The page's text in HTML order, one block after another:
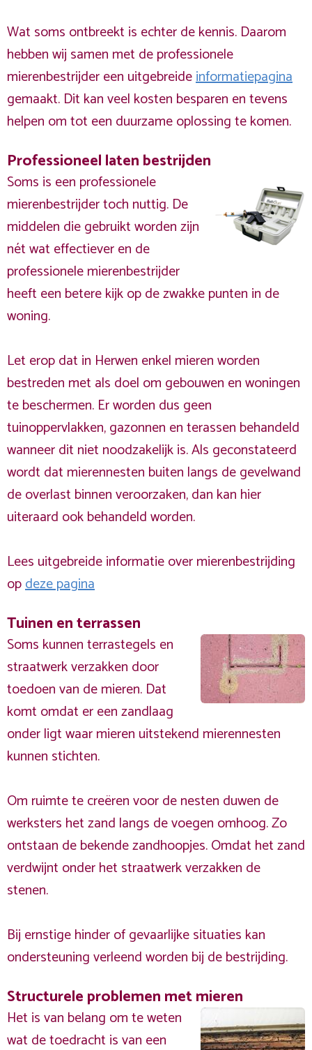
Wat soms ontbreekt is echter de kennis. Daarom
hebben wij samen met de professionele
mierenbestrijder een uitgebreideinformatiepagina
gemaakt. Dit kan veel kosten besparen en tevens
helpen om tot een duurzame oplossing te komen.
Professioneel laten bestrijden
Soms is een professionele
mierenbestrijder toch nuttig. De
middelen die gebruikt worden zijn
nét wat effectiever en de
professionele mierenbestrijder
heeft een betere kijk op de zwakke punten in de
woning.
Let erop dat in Herwen enkel mieren worden
bestreden met als doel om gebouwen en woningen
te beschermen. Er worden dus geen
tuinoppervlakken, gazonnen en terassen behandeld
wanneer dit niet noodzakelijk is. Als geconstateerd
wordt dat mierennesten buiten langs de gevelwand
de overlast binnen veroorzaken, dan kan hier
uiteraard ook behandeld worden.
Lees uitgebreide informatie over mierenbestrijding
opdeze pagina
Tuinen en terrassen
Soms kunnen terrastegels en
straatwerk verzakken door
toedoen van de mieren. Dat
komt omdat er een zandlaag
onder ligt waar mieren uitstekend mierennesten
kunnen stichten.
Om ruimte te creëren voor de nesten duwen de
werksters het zand langs de voegen omhoog. Zo
ontstaan de bekende zandhoopjes. Omdat het zand
verdwijnt onder het straatwerk verzakken de
stenen.
Bij ernstige hinder of gevaarlijke situaties kan
ondersteuning verleend worden bij de bestrijding.
Structurele problemen met mieren
Het is van belang om te weten
wat de toedracht is van een